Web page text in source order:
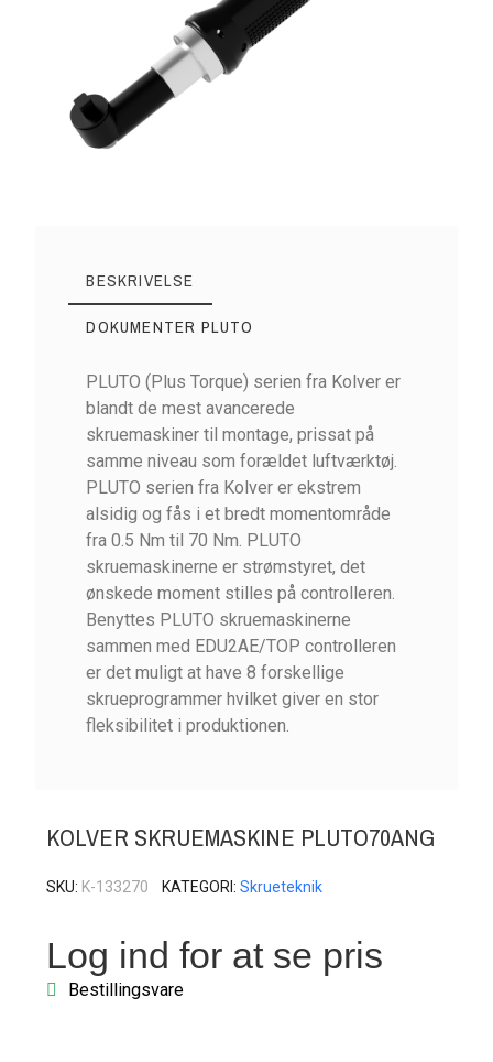
BESKRIVELSE
DOKUMENTER PLUTO
PLUTO (Plus Torque) serien fra Kolver er
blandt de mest avancerede
skruemaskiner til montage, prissat på
samme niveau som forældet luftværktøj.
PLUTO serien fra Kolver er ekstrem
alsidig og fås i et bredt momentområde
fra 0.5 Nm til 70 Nm. PLUTO
skruemaskinerne er strømstyret, det
ønskede moment stilles på controlleren.
Benyttes PLUTO skruemaskinerne
sammen med EDU2AE/TOP controlleren
er det muligt at have 8 forskellige
skrueprogrammer hvilket giver en stor
fleksibilitet i produktionen.
KOLVER SKRUEMASKINE PLUTO70ANG
SKU K-133270 KATEGORI Skrueteknik
Log ind for at se pris
Bestillingsvare